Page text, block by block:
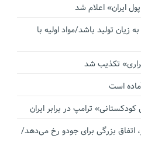
ایران» اعلام شد
زیان تولید باشد/مواد اولیه با
تکذیب شد
است
ترامپ در برابر ایران
اتفاق بزرگی برای جودو رخ می‌دهد/